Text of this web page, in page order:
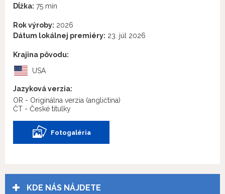
Dĺžka: 75 min
Rok výroby: 2026
Dátum lokálnej premiéry: 23. júl 2026
Krajina pôvodu:
USA
Jazyková verzia:
OR - Originálna verzia (angličtina)
ČT - České titulky
Fotogaléria
KDE NÁS NÁJDETE